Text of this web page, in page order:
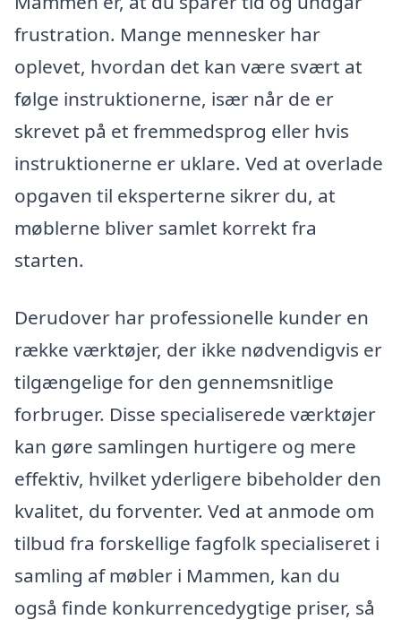
frustration. Mange mennesker har
oplevet, hvordan det kan være svært at
følge instruktionerne, især når de er
skrevet på et fremmedsprog eller hvis
instruktionerne er uklare. Ved at overlade
opgaven til eksperterne sikrer du, at
møblerne bliver samlet korrekt fra
starten.
Derudover har professionelle kunder en
række værktøjer, der ikke nødvendigvis er
tilgængelige for den gennemsnitlige
forbruger. Disse specialiserede værktøjer
kan gøre samlingen hurtigere og mere
effektiv, hvilket yderligere bibeholder den
kvalitet, du forventer. Ved at anmode om
tilbud fra forskellige fagfolk specialiseret i
samling af møbler i Mammen, kan du
også finde konkurrencedygtige priser, så